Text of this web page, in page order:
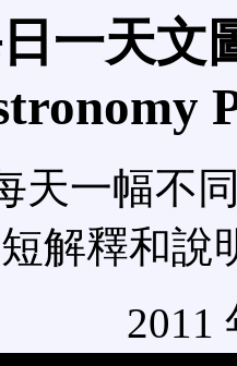
一天文
天一幅不
解釋和說
2011